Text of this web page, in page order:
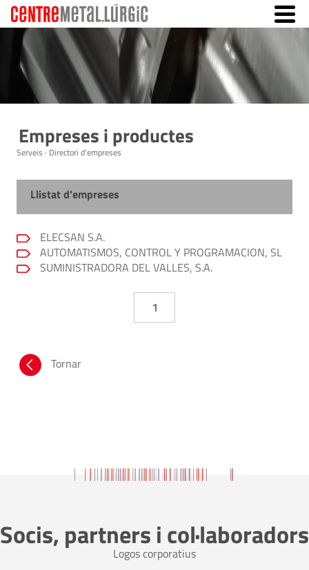
Empreses i productes
Serveis · Directori d'empreses
Llistat d'empreses
ELECSAN S.A.
AUTOMATISMOS, CONTROL Y PROGRAMACION, SL
SUMINISTRADORA DEL VALLES, S.A.
1
Tornar
Socis, partners i col·laboradors
Logos corporatius